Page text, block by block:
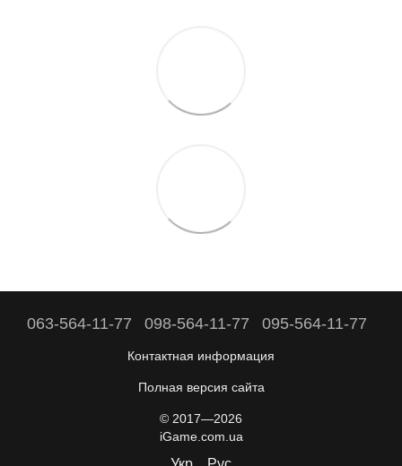
063-564-11-77 098-564-11-77 095-564-11-77
Контактная информация
Полная версия сайта
© 2017—2026
iGame.com.ua